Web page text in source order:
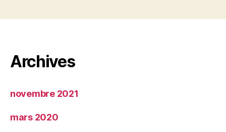
Archives
novembre 2021
mars 2020